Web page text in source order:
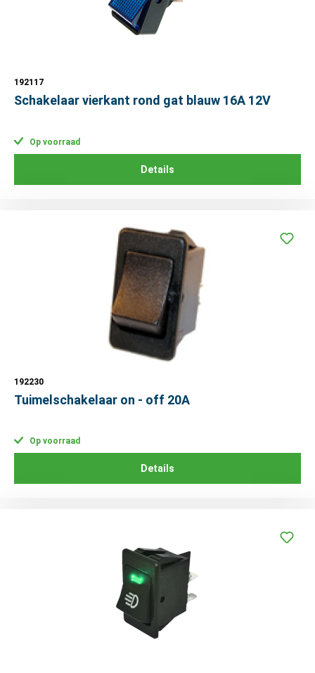
192117
Schakelaar vierkant rond gat blauw 16A 12V
Op voorraad
Details
192230
Tuimelschakelaar on - off 20A
Op voorraad
Details